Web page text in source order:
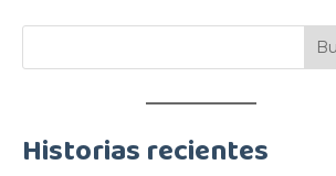
Historias recientes